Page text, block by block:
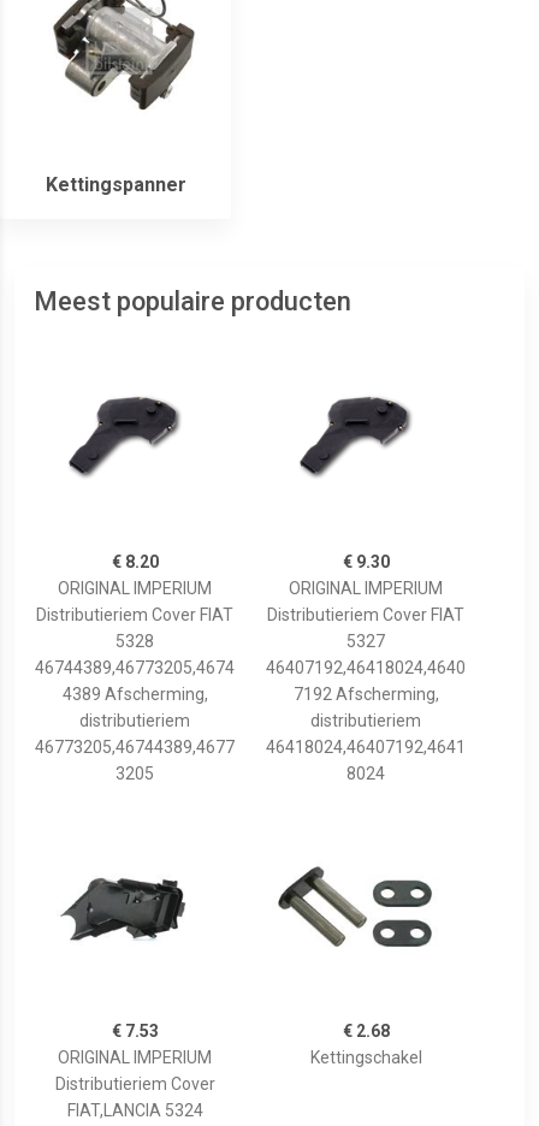
Kettingspanner
Meest populaire producten
€ 8.20
ORIGINAL IMPERIUM
Distributieriem Cover FIAT
5328
46744389,46773205,4674
4389 Afscherming,
distributieriem
46773205,46744389,4677
3205
€ 9.30
ORIGINAL IMPERIUM
Distributieriem Cover FIAT
5327
46407192,46418024,4640
7192 Afscherming,
distributieriem
46418024,46407192,4641
8024
€ 7.53
ORIGINAL IMPERIUM
Distributieriem Cover
FIAT,LANCIA 5324
€ 2.68
Kettingschakel